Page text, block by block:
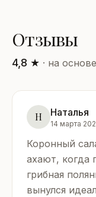
Отзывы
4,8 ★ · на
Н Наталья
14 марта
Коронный
ахают, когда
грибная
вынулся